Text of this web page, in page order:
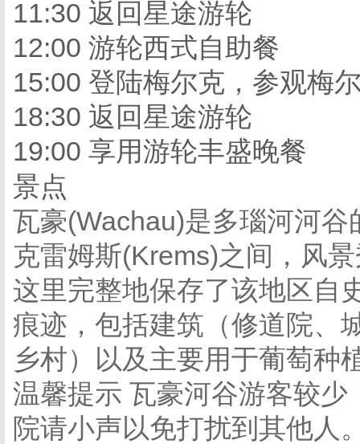
11:30 返回星途游轮
12:00 游轮西式自助餐
15:00 登陆梅尔克，参观梅
18:30 返回星途游轮
19:00 享用游轮丰盛晚餐
景点
瓦豪(Wachau)是多瑙河河
克雷姆斯(Krems)之间，风
这里完整地保存了该地区自
痕迹，包括建筑（修道院、
乡村）以及主要用于葡萄种
温馨提示 瓦豪河谷游客较少
院请小声以免打扰到其他人